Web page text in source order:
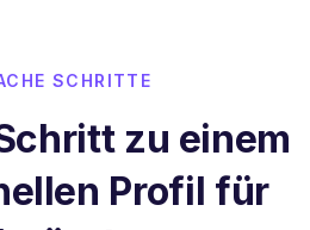
SCHRITTE
zu einem
Profil für